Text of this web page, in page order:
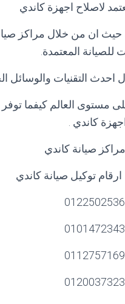
لاصلاح اجهزة كاندي
حيث ان من خلال مراكز
للصيانة المعتمدة
التقنيات والوسائل
العالم كيفما توفر
اجهزة كاندي
صيانة كاندي
ارقام توكيل صيانة كاندي